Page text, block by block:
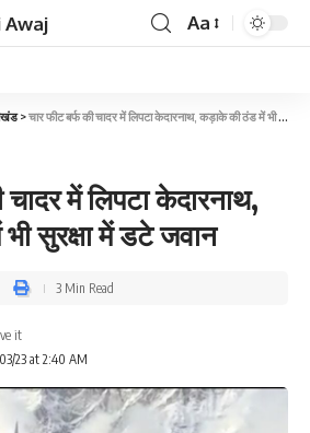
Aa
>चार फीट बर्फ की चादर में लिपटा केदारनाथ, कड़ाके की ठंड में भी सुरक्षा में डटे जवान
में लिपटा केदारनाथ,
सुरक्षा में डटे जवान
23 at 2:40 AM
3 Min Read